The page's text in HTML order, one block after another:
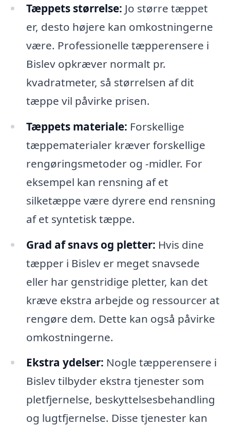
Tæppets størrelse: Jo større tæppet
er, desto højere kan omkostningerne
være. Professionelle tæpperensere i
Bislev opkræver normalt pr.
kvadratmeter, så størrelsen af dit
tæppe vil påvirke prisen.
Tæppets materiale: Forskellige
tæppematerialer kræver forskellige
rengøringsmetoder og -midler. For
eksempel kan rensning af et
silketæppe være dyrere end rensning
af et syntetisk tæppe.
Grad af snavs og pletter: Hvis dine
tæpper i Bislev er meget snavsede
eller har genstridige pletter, kan det
kræve ekstra arbejde og ressourcer at
rengøre dem. Dette kan også påvirke
omkostningerne.
Ekstra ydelser: Nogle tæpperensere i
Bislev tilbyder ekstra tjenester som
pletfjernelse, beskyttelsesbehandling
og lugtfjernelse. Disse tjenester kan